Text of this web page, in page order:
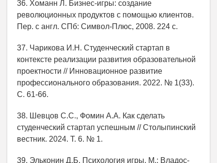
36. Хоманн Л. Бизнес-игры: создание
революционных продуктов с помощью клиентов.
Пер. с англ. СПб: Символ-Плюс, 2008. 224 с.
37. Чарикова И.Н. Студенческий стартап в
контексте реализации развития образовательной
проектности // Инновационное развитие
профессионального образования. 2022. № 1(33).
С. 61-66.
38. Шевцов С.С., Фомин А.А. Как сделать
студенческий стартап успешным // Столыпинский
вестник. 2024. Т. 6. № 1.
39. Эльконин Д.Б. Психология игры. М.: Владос-